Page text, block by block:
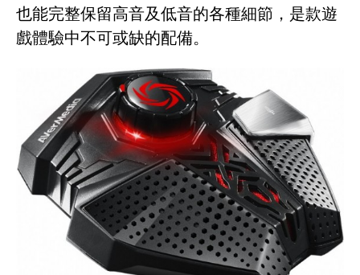
也能完整保留高音及低音的各種細節，是款遊
戲體驗中不可或缺的配備。